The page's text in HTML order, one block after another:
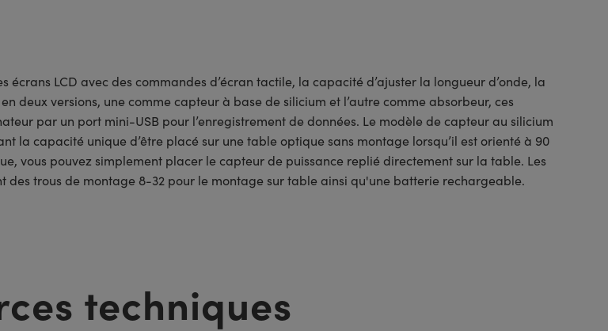
LCD avec des commandes d’écran tactile, la capacité d’ajuster la longueur d’onde, la
deux versions, une comme capteur à base de silicium et l’autre comme absorbeur, ces
par un port mini-USB pour l’enregistrement de données. Le modèle de capteur au silicium
la capacité unique d’être placé sur une table optique sans montage lorsqu’il est orienté à 90
vous pouvez simplement placer le capteur de puissance replié directement sur la table. Les
des trous de montage 8-32 pour le montage sur table ainsi qu'une batterie rechargeable.
techniques